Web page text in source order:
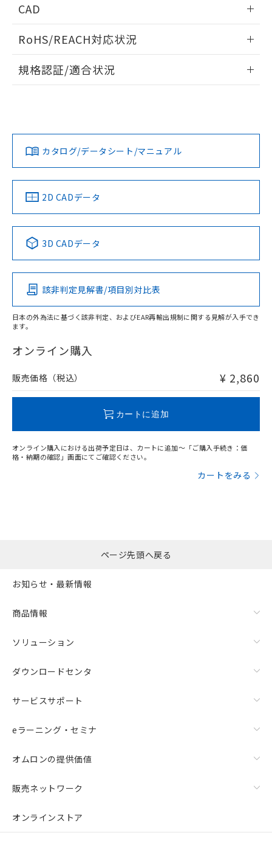
CAD
ドすることができます。
ログイン/会員登録
ダウンロードデータをご利用いただく前に、以下を必ずお読
みください。
ソフトウェアの使用条件
RoHS/REACH対応状況
EU RoHS 注意事項・凡例
対応済み
中国 RoHS 注意事項・凡例
Pb Hg Cd Cr(VI)
O
在庫等で未対応品が混在する可能性があります。
問い合わせください。
規格認証/適合状況
カタログ/データシート/マニュアル
2D CADデータ
3D CADデータ
該非判定見解書/項目別対比表
日本の外為法に基づく該非判定、およびEAR再輸出規制に関する見解が入手でき
ます。
オンライン購入
販売価格（税込） ¥ 2,860
カートに追加
オンライン購入における出荷予定日は、カートに追加～「ご購入手続き：価
格・納期の確認」画面にてご確認ください。
カートをみる
ページ先頭へ戻る
お知らせ・最新情報
商品情報
ソリューション
ダウンロードセンタ
サービスサポート
eラーニング・セミナ
オムロンの提供価値
販売ネットワーク
オンラインストア